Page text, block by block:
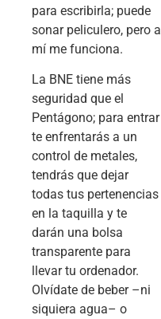
para escribirla; puede
sonar peliculero, pero a
mí me funciona.
La BNE tiene más
seguridad que el
Pentágono; para entrar
te enfrentarás a un
control de metales,
tendrás que dejar
todas tus pertenencias
en la taquilla y te
darán una bolsa
transparente para
llevar tu ordenador.
Olvídate de beber –ni
siquiera agua– o